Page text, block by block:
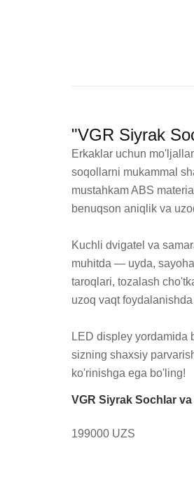
"VGR Siyrak
Erkaklar uchun
soqollarni mukammal
mustahkam ABS
benuqson aniqlik va
Kuchli dvigatel va
muhitda — uyda,
taroqlari, tozalash
uzoq vaqt
LED displey yordamida
sizning shaxsiy
ko'rinishga ega bo'ling!
VGR Siyrak Sochlar
199000 UZS